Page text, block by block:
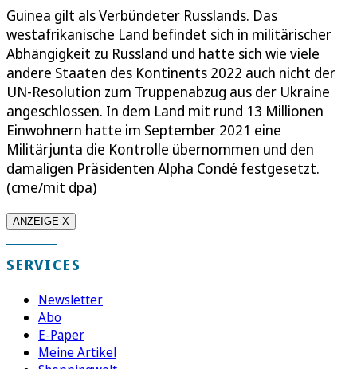
Guinea gilt als Verbündeter Russlands. Das
westafrikanische Land befindet sich in militärischer
Abhängigkeit zu Russland und hatte sich wie viele
andere Staaten des Kontinents 2022 auch nicht der
UN-Resolution zum Truppenabzug aus der Ukraine
angeschlossen. In dem Land mit rund 13 Millionen
Einwohnern hatte im September 2021 eine
Militärjunta die Kontrolle übernommen und den
damaligen Präsidenten Alpha Condé festgesetzt.
(cme/mit dpa)
ANZEIGE X
SERVICES
Newsletter
Abo
E-Paper
Meine Artikel